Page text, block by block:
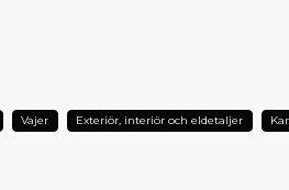
DIN AIXAM?
Vajer Exteriör, interiör och eldetaljer